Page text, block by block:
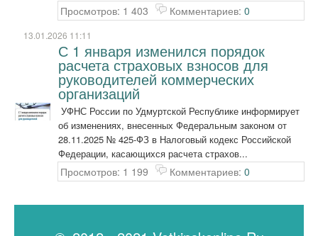
Просмотров: 1 403 Комментариев: 0
13.01.2026 11:11
С 1 января изменился порядок
расчета страховых взносов для
руководителей коммерческих
организаций
УФНС России по Удмуртской Республике информирует
об изменениях, внесенных Федеральным законом от
28.11.2025 № 425-ФЗ в Налоговый кодекс Российской
Федерации, касающихся расчета страхов...
Просмотров: 1 199 Комментариев: 0